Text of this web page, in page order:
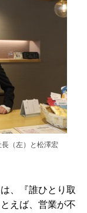
（左）と松澤宏
、『誰ひとり取
えば、営業が不